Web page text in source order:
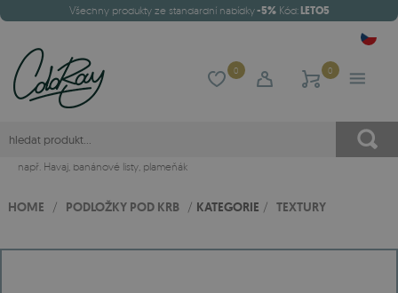
Všechny produkty ze standardní nabídky-5%Kód:LETO5
0 0
např. Havaj, banánové listy, plameňák
HOME / PODLOŽKY POD KRB / KATEGORIE / TEXTURY